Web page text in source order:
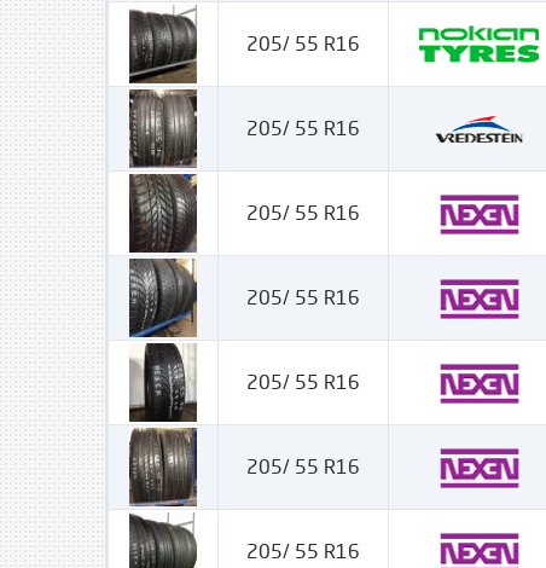
205/ 55 R16
205/ 55 R16
205/ 55 R16
205/ 55 R16
205/ 55 R16
205/ 55 R16
205/ 55 R16